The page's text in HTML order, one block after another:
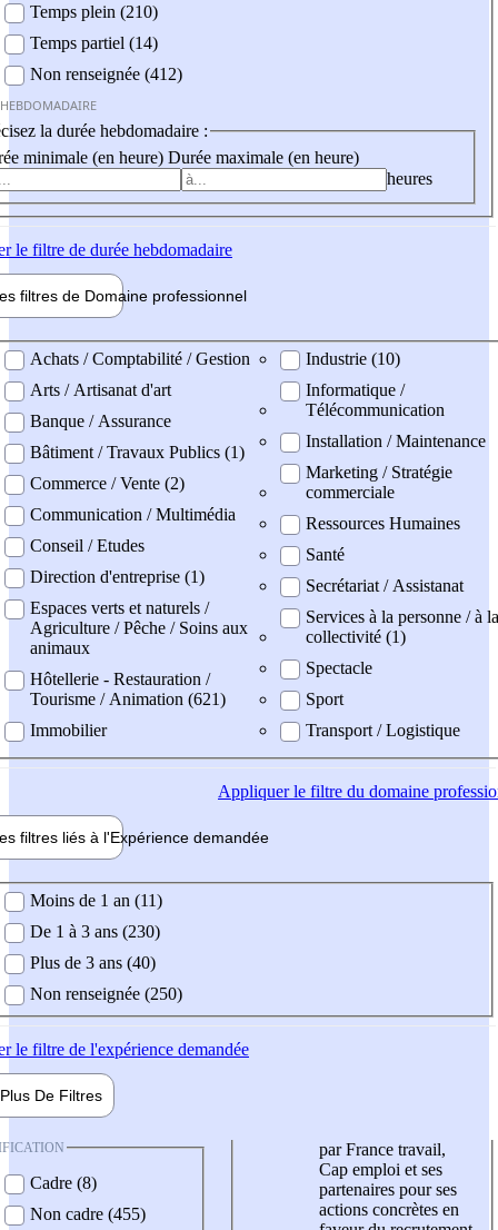
Temps plein (210)
Temps partiel (14)
Non renseignée (412)
la durée hebdomadaire :
minimale (en heure) Durée maximale (en heure)
heures
le filtre de durée hebdomadaire
filtres de Domaine professionnel
professionel
Achats / Comptabilité / Gestion
Arts / Artisanat d'art
Banque / Assurance
Bâtiment / Travaux Publics (1)
Commerce / Vente (2)
Communication / Multimédia
Conseil / Etudes
Direction d'entreprise (1)
Espaces verts et naturels /
Agriculture / Pêche / Soins aux
animaux
Hôtellerie - Restauration /
Tourisme / Animation (621)
Immobilier
Industrie (10)
Informatique /
Télécommunication
Installation / Maintenance
Marketing / Stratégie
commerciale
Ressources Humaines
Santé
Secrétariat / Assistanat
Services à la personne / à la
collectivité (1)
Spectacle
Sport
Transport / Logistique
Appliquerle filtre du domaine
filtres liés à l'Expérience demandée
demandée
Moins de 1 an (11)
De 1 à 3 ans (230)
Plus de 3 ans (40)
Non renseignée (250)
le filtre de l'expérience demandée
Plus De Filtres
Cadre (8)
Non cadre (455)
par France travail,
Cap emploi et ses
partenaires pour ses
actions concrètes en